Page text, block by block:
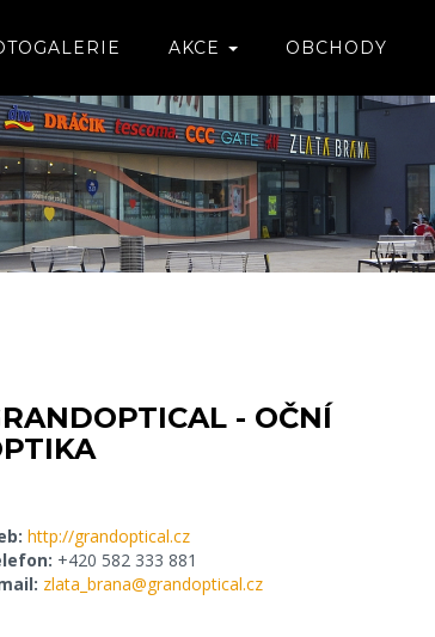
AKCE OBCHODY
- OČNÍ
http://grandoptical.cz
+420 582 333 881
zlata_brana@grandoptical.cz